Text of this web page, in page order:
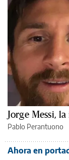
Jorge Messi,
Pablo Perantuono
Ahora en